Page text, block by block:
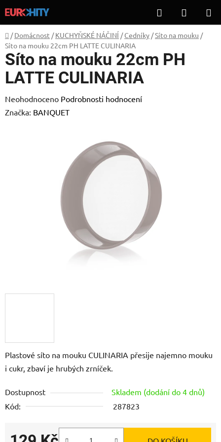
na
obsah
Hledat
KOŠÍK
Domů
/ Domácnost / KUCHYŇSKÉ NÁČINÍ / Cedníky /Síto na mouku /
Síto na mouku 22cm PH LATTE CULINARIA
Plastové síto na mouku CULINARIA přesije najemno mouku
i cukr, zbaví je hrubých zrníček.
Dostupnost
Skladem (dodání do 4 dnů)
Kód:
287823
Síto na mouku 22cm PH
LATTE CULINARIA
Průměrné
hodnocení
Neohodnoceno Podrobnosti hodnocení
Značka: BANQUET